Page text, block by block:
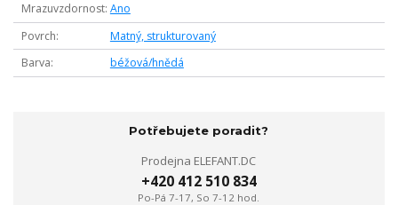
Mrazuvzdornost Ano
Povrch
Matný, strukturovaný
Barva
béžová/hnědá
Potřebujete poradit?
Prodejna ELEFANT.DC
+420 412 510 834
Po-Pá 7-17, So 7-12 hod.